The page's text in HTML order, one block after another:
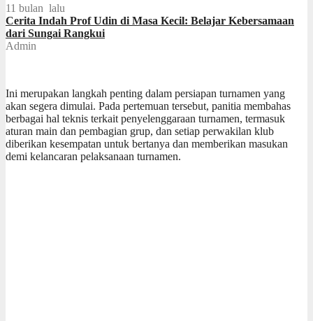
11 bulan lalu
Cerita Indah Prof Udin di Masa Kecil: Belajar Kebersamaan
dari Sungai Rangkui
Admin
Ini merupakan langkah penting dalam persiapan turnamen yang
akan segera dimulai. Pada pertemuan tersebut, panitia membahas
berbagai hal teknis terkait penyelenggaraan turnamen, termasuk
aturan main dan pembagian grup, dan setiap perwakilan klub
diberikan kesempatan untuk bertanya dan memberikan masukan
demi kelancaran pelaksanaan turnamen.